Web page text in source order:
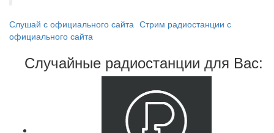
Слушай с официального сайта Стрим радиостанции с
официального сайта
Случайные радиостанции для Вас: